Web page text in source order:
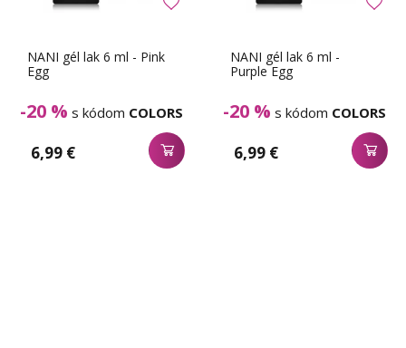
NANI gél lak 6 ml - Pink
Egg
-20 % s kódom COLORS
6,99 €
NANI gél lak 6 ml -
Purple Egg
-20 % s kódom COLORS
6,99 €